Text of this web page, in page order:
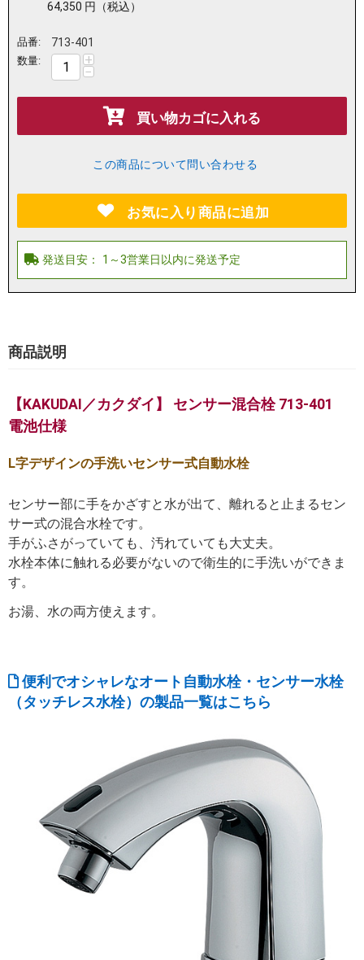
64,350 円 （税込）
品番: 713-401
数量: +
−
買い物カゴに入れる
この商品について問い合わせる
お気に入り商品に追加
商品説明
【KAKUDAI／カクダイ】 センサー混合栓 713-401
電池仕様
L字デザインの手洗いセンサー式自動水栓
センサー部に手をかざすと水が出て、離れると止まるセン
サー式の混合水栓です。
手がふさがっていても、汚れていても大丈夫。
水栓本体に触れる必要がないので衛生的に手洗いができま
す。
お湯、水の両方使えます。
便利でオシャレなオート自動水栓・センサー水栓
（タッチレス水栓）の製品一覧はこちら